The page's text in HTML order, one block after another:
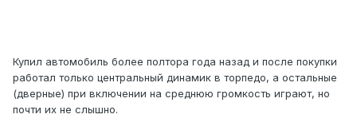
Купил автомобиль более полтора года назад и после покупки
работал только центральный динамик в торпедо, а остальные
(дверные) при включении на среднюю громкость играют, но
почти их не слышно.